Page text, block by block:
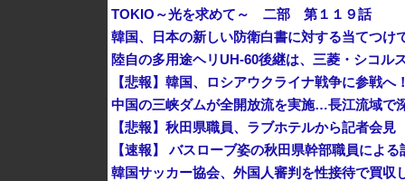
TOKIO～光を求めて～ 二部 第１１９話
韓国、日本の新しい防衛白書に対する当てつ
陸自の多用途ヘリUH-60後継は、三菱・シコル
【悲報】韓国、ロシアウクライナ戦争に参戦へ
中国の三峡ダムが全開放流を実施…長江流域で
【悲報】秋田県職員、ラブホテルから記者会見
【速報】 バスローブ姿の秋田県幹部職員によ
韓国サッカー協会、外国人審判を性接待で買収